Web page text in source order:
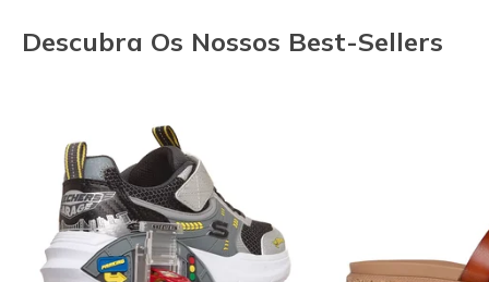
Descubra Os Nossos Best-Sellers